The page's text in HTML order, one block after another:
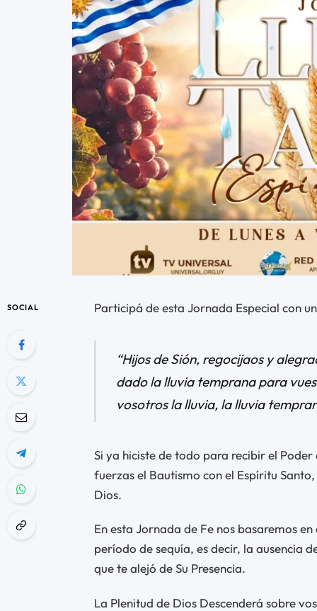
SOCIAL Participá de esta Jornada Especial con
“Hijos de Sión, regocijaos y
dado la lluvia temprana para
vosotros la lluvia, la lluvia
Si ya hiciste de todo para recibir el
fuerzas el Bautismo con el Espíritu
Dios.
En esta Jornada de Fe nos basaremos
período de sequía, es decir, la ausencia
que te alejó de Su Presencia.
La Plenitud de Dios Descenderá sobre